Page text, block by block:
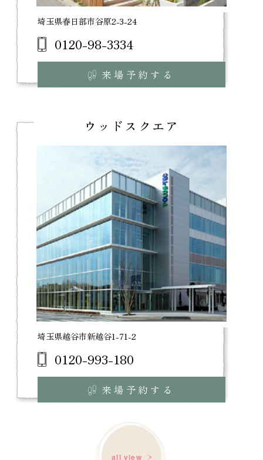
埼玉県春日部市谷原2-3-24
0120-98-3334
来場予約する
ウッドスクエア
埼玉県越谷市新越谷1-71-2
0120-993-180
来場予約する
all view